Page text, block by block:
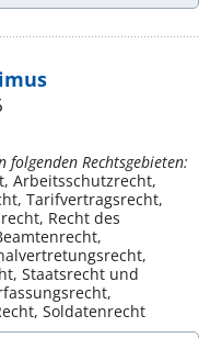
Rechtsgebieten:
Arbeitsschutzrecht,
Tarifvertragsrecht,
Recht des
Staatsrecht und
Soldatenrecht